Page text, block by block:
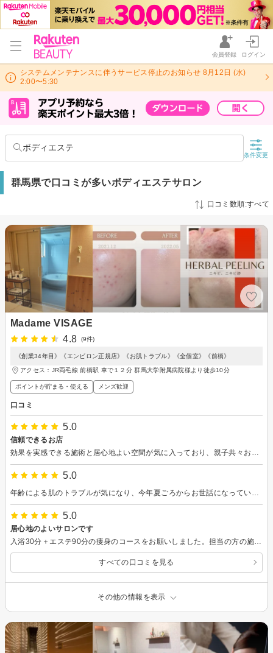
会員登録 ログイン
システムメンテナンスに伴うサービス停止のお知らせ 8月12日 (水)
2:00〜5:30
ボディエステ
条件変更
群馬県で口コミが多いボディエステサロン
口コミ数順:すべて
Madame VISAGE
4.8
(9件)
《創業34年目》《エンビロン正規店》《お肌トラブル》《全個室》《前橋》
アクセス：JR両毛線 前橋駅 車で１２分 群馬大学附属病院様より徒歩10分
ポイントが貯まる・使える メンズ歓迎
口コミ
5.0
信頼できるお店
5.0
5.0
居心地のよいサロンです
すべての口コミを見る
その他の情報を表示